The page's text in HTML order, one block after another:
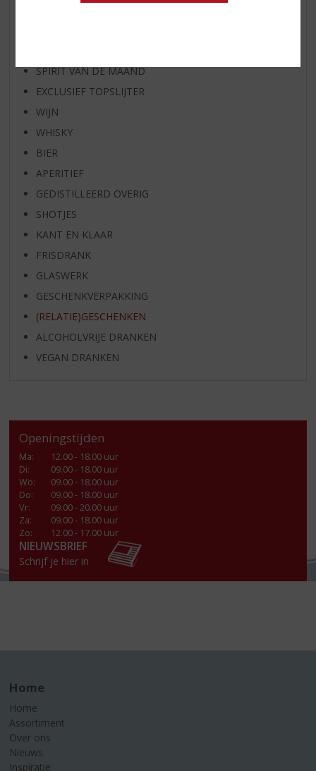
SPIRIT VAN DE MAAND
EXCLUSIEF TOPSLIJTER
WIJN
WHISKY
BIER
APERITIEF
GEDISTILLEERD OVERIG
SHOTJES
KANT EN KLAAR
FRISDRANK
GLASWERK
GESCHENKVERPAKKING
(RELATIE)GESCHENKEN
ALCOHOLVRIJE DRANKEN
VEGAN DRANKEN
Openingstijden
Ma:
12.00 - 18.00 uur
Di:
09.00 - 18.00 uur
Wo:
09.00 - 18.00 uur
Do:
09.00 - 18.00 uur
Vr:
09.00 - 20.00 uur
Za:
09.00 - 18.00 uur
Zo:
12.00 - 17.00 uur
NIEUWSBRIEF
Schrijf je hier in
Home
Home
Assortiment
Over ons
Nieuws
Inspiratie